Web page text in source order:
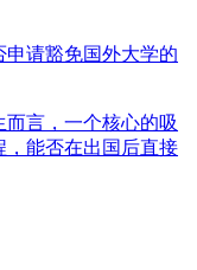
申请豁免国外大学的
言，一个核心的吸
，能否在出国后直接